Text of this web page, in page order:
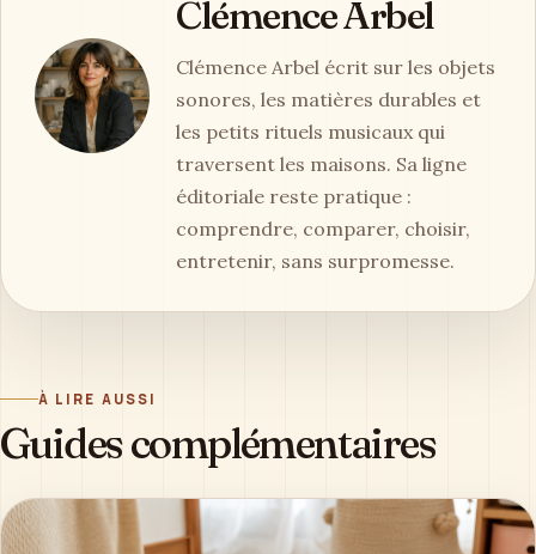
Clémence Arbel
Clémence Arbel écrit sur les objets
sonores, les matières durables et
les petits rituels musicaux qui
traversent les maisons. Sa ligne
éditoriale reste pratique :
comprendre, comparer, choisir,
entretenir, sans surpromesse.
À LIRE AUSSI
Guides complémentaires